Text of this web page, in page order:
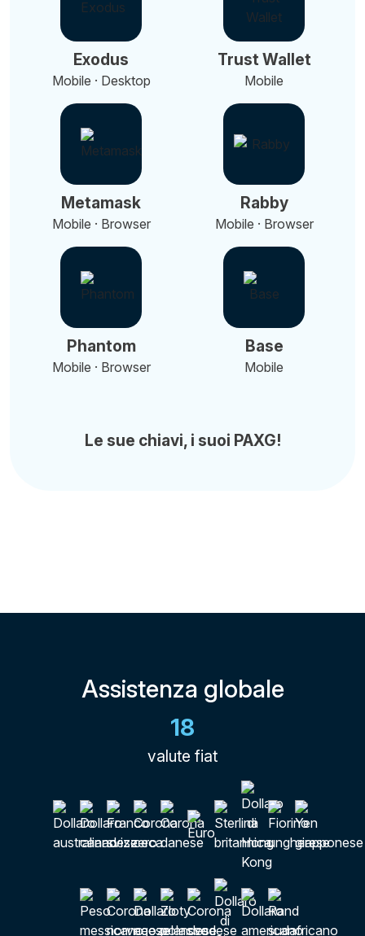
Exodus
Mobile · Desktop
Trust Wallet
Mobile
Metamask
Mobile · Browser
Rabby
Mobile · Browser
Phantom
Mobile · Browser
Base
Mobile
Le sue chiavi, i suoi PAXG!
Assistenza globale
18
valute fiat